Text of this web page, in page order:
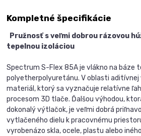
Kompletné špecifikácie
Pružnosť s veľmi dobrou rázovou
tepelnou izoláciou
Spectrum S-Flex 85A je vlákno na báze
polyetherpolyuretánu. V oblasti aditívnej
materiál, ktorý sa vyznačuje relatívne
procesom 3D tlače. Ďalšou výhodou,
dokonalý výtlačok, je veľmi dobrá
vytlačeného dielu k pracovnému
vyrobenázo skla, ocele, plastu alebo